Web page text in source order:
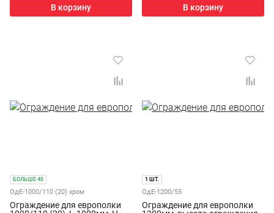
В корзину В корзину
БОЛЬШЕ 40
ОдЕ-1000/110 (20) хром
Ограждение для европолки
1 ШТ.
ОдЕ-1200/55
Ограждение для европолки